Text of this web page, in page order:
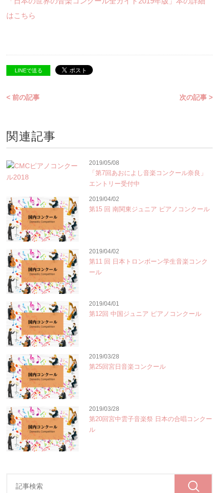
はこちら
LINEで送る
< 前の記事 次の記事 >
関連記事
2019/05/08
「第7回あおによし音楽コンクール奈良」
エントリー受付中
2019/04/02
第15 回 南関東ジュニア ピアノコンクール
2019/04/02
第11 回 日本トロンボーン学生音楽コンク
ール
2019/04/01
第12回 中国ジュニア ピアノコンクール
2019/03/28
第25回宮日音楽コンクール
2019/03/28
第20回宮中雲子音楽祭 日本の合唱コンクー
ル